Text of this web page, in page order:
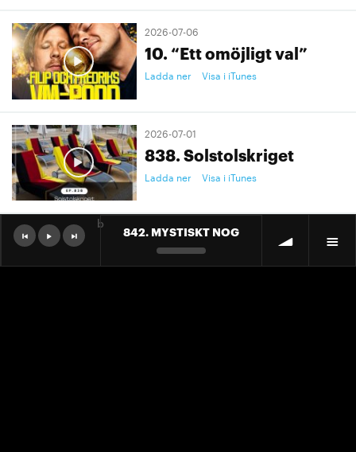
2026-07-06
10. “Ett omöjligt val”
Ladda ner Visa i iTunes
2026-07-01
838. Solstolskriget
Ladda ner Visa i iTunes
2026-07-01
9. "Ett landslag att älska"
842. MYSTISKT NOG
b